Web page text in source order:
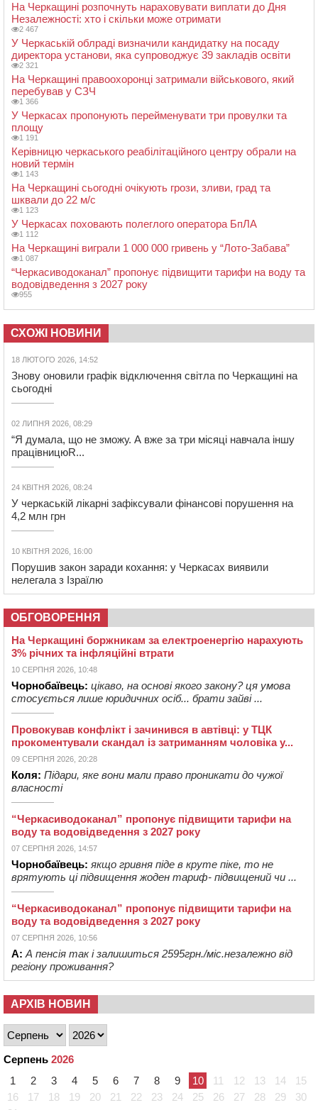
На Черкащині розпочнуть нараховувати виплати до Дня
Незалежності: хто і скільки може отримати
2 467
У Черкаській облраді визначили кандидатку на посаду
директора установи, яка супроводжує 39 закладів освіти
2 321
На Черкащині правоохоронці затримали військового, який
перебував у СЗЧ
1 366
У Черкасах пропонують перейменувати три провулки та
площу
1 191
Керівницю черкаського реабілітаційного центру обрали на
новий термін
1 143
На Черкащині сьогодні очікують грози, зливи, град та
шквали до 22 м/с
1 123
У Черкасах поховають полеглого оператора БпЛА
1 112
На Черкащині виграли 1 000 000 гривень у “Лото-Забава”
1 087
“Черкасиводоканал” пропонує підвищити тарифи на воду та
водовідведення з 2027 року
955
СХОЖІ НОВИНИ
18 ЛЮТОГО 2026, 14:52
Знову оновили графік відключення світла по Черкащині на
сьогодні
02 ЛИПНЯ 2026, 08:29
“Я думала, що не зможу. А вже за три місяці навчала іншу
працівницюR...
24 КВІТНЯ 2026, 08:24
У черкаській лікарні зафіксували фінансові порушення на
4,2 млн грн
10 КВІТНЯ 2026, 16:00
Порушив закон заради кохання: у Черкасах виявили
нелегала з Ізраїлю
ОБГОВОРЕННЯ
На Черкащині боржникам за електроенергію нарахують
3% річних та інфляційні втрати
10 СЕРПНЯ 2026, 10:48
Чорнобаївець: цікаво, на основі якого закону? ця умова
стосується лише юридичних осіб... брати зайві ...
Провокував конфлікт і зачинився в автівці: у ТЦК
прокоментували скандал із затриманням чоловіка у...
09 СЕРПНЯ 2026, 20:28
Коля: Підари, яке вони мали право проникати до чужої
власності
“Черкасиводоканал” пропонує підвищити тарифи на
воду та водовідведення з 2027 року
07 СЕРПНЯ 2026, 14:57
Чорнобаївець: якщо гривня піде в круте піке, то не
врятують ці підвищення жоден тариф- підвищений чи ...
“Черкасиводоканал” пропонує підвищити тарифи на
воду та водовідведення з 2027 року
07 СЕРПНЯ 2026, 10:56
А: А пенсія так і залишиться 2595грн./міс.незалежно від
регіону проживання?
АРХІВ НОВИН
Серпень 2026
1
2 3 4 5 6 7 8 9 10 11 12 13 14
15
16
17 18 19 20 21 22 23 24 25 26 27 28 29
30